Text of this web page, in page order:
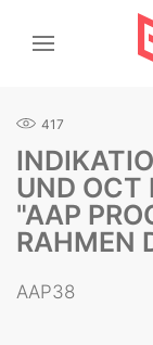
417
UND OCT
"AAP
RAHMEN
AAP38